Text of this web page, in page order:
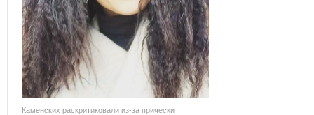
Каменских раскритиковали из-за прически